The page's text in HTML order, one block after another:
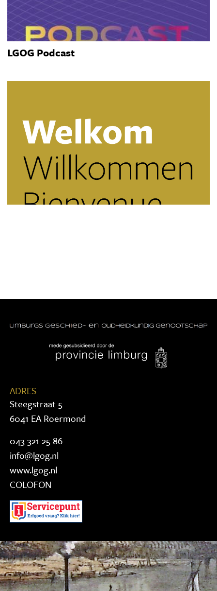
LGOG Podcast
ADRES
Steegstraat 5
6041 EA Roermond
043 321 25 86
info@lgog.nl
www.lgog.nl
COLOFON